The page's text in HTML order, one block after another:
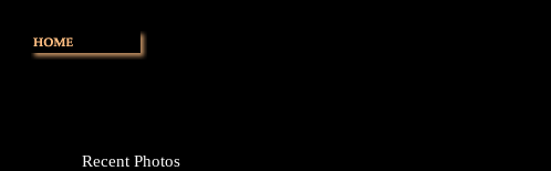
Recent Photos